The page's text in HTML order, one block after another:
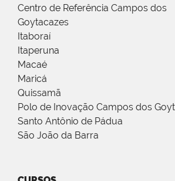
Centro de Referência Campos dos
Goytacazes
Itaboraí
Itaperuna
Macaé
Maricá
Quissamã
Polo de Inovação Campos dos
Santo Antônio de Pádua
São João da Barra